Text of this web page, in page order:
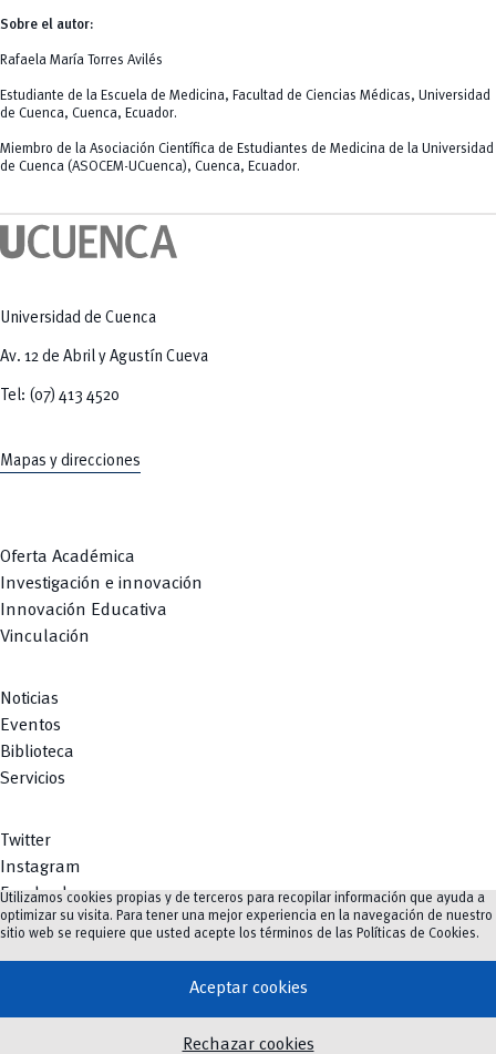
Sobre el autor:
Rafaela María Torres Avilés
Estudiante de la Escuela de Medicina, Facultad de Ciencias Médicas, Universidad
de Cuenca, Cuenca, Ecuador.
Miembro de la Asociación Científica de Estudiantes de Medicina de la Universidad
de Cuenca (ASOCEM-UCuenca), Cuenca, Ecuador.
Universidad de Cuenca
Av. 12 de Abril y Agustín Cueva
Tel: (07) 413 4520
Mapas y direcciones
Oferta Académica
Investigación e innovación
Innovación Educativa
Vinculación
Noticias
Eventos
Biblioteca
Servicios
Twitter
Instagram
Facebook
Youtube
vertical_align_top
Utilizamos cookies propias y de terceros para recopilar información que ayuda a
optimizar su visita. Para tener una mejor experiencia en la navegación de nuestro
sitio web se requiere que usted acepte los términos de las Políticas de Cookies.
Aceptar cookies
Rechazar cookies